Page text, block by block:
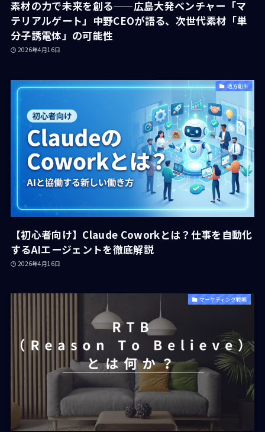
素材の力で未来を創る——広島大発ベンチャー「マ
テリアルゲート」中野CEOが語る、次世代素材「単
分子誘電体」の可能性
2026年4月16日
地方創生
【初心者向け】Claude Coworkとは？仕事を自動化
するAIエージェントを徹底解説
2026年4月16日
マーケティング戦略